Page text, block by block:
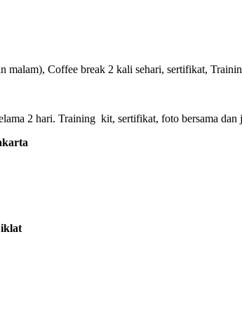
malam), Coffee break 2 kali sehari, sertifikat,
2 hari. Training kit, sertifikat, foto bersama dan